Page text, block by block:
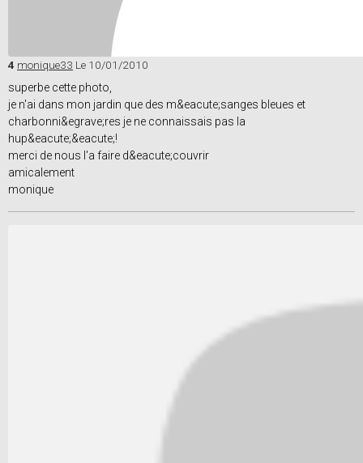
4 monique33 Le 10/01/2010
superbe cette photo,
je n'ai dans mon jardin que des m&eacute;sanges bleues et
charbonni&egrave;res je ne connaissais pas la
hup&eacute;&eacute;!
merci de nous l'a faire d&eacute;couvrir
amicalement
monique